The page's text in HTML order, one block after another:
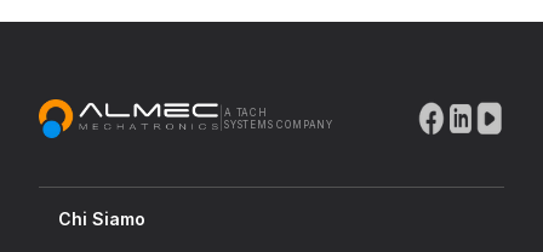
A TACH
SYSTEMS COMPANY
Chi Siamo